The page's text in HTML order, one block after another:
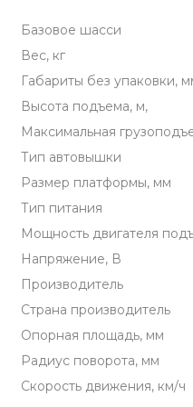
Базовое шасси
Вес, кг
Габариты без упаковки,
Высота подъема, м,
Максимальная
Тип автовышки
Размер платформы, мм
Тип питания
Мощность двигателя
Напряжение, В
Производитель
Страна производитель
Опорная площадь, мм
Радиус поворота, мм
Скорость движения, км/ч